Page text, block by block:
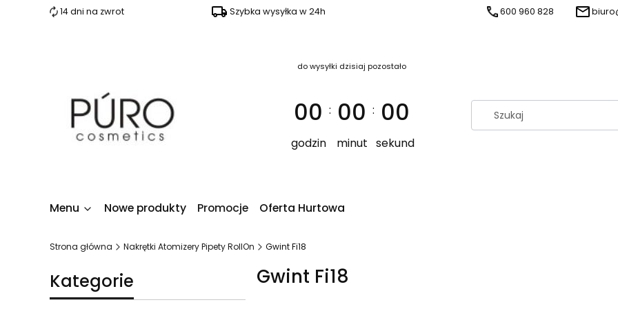
14 dni na zwrot Szybka wysyłka w 24h 600 960 828
do wysyłki dzisiaj pozostało
00
godzin
: 00
minut
: 00
sekund
Menu Nowe produkty Promocje Oferta Hurtowa
Strona główna Nakrętki Atomizery Pipety RollOn Gwint Fi18
Kategorie Gwint Fi18